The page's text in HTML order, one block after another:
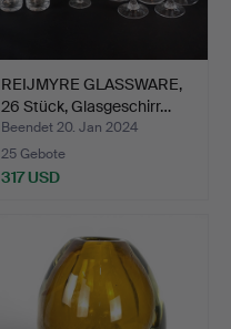
REIJMYRE GLASSWARE,
26 Stück, Glasgeschirr…
Beendet 20. Jan 2024
25 Gebote
317 USD